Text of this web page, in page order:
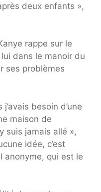
deux enfants »,
rappe sur le
dans le manoir du
ses problèmes
besoin d’une
maison de
suis jamais allé »,
idée, c’est
anonyme, qui est le